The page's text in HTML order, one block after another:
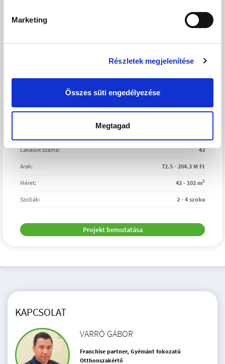
Marketing
Részletek megjelenítése
Összes süti engedélyezése
Megtagad
Lakások száma: 43
Árak: 72.5 - 204.3 M Ft
Méret: 42 - 102 m2
Szobák: 2 - 4 szoba
Projekt bemutatása
KAPCSOLAT
VARRÓ GÁBOR
Franchise partner, Gyémánt fokozatú
Otthonszakértő